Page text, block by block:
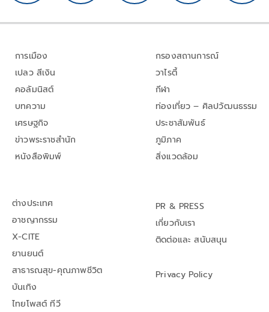
การเมือง
เปลว สีเงิน
คอลัมนิสต์
บทความ
เศรษฐกิจ
ข่าวพระราชสำนัก
หนังสือพิมพ์
กรองสถานการณ์
วาไรตี้
กีฬา
ท่องเที่ยว – ศิลปวัฒนธรรม
ประชาสัมพันธ์
ภูมิภาค
สิ่งแวดล้อม
ต่างประเทศ
อาชญากรรม
X-CITE
ยานยนต์
สาธารณสุข-คุณภาพชีวิต
บันเทิง
ไทยโพสต์ ทีวี
PR & PRESS
เกี่ยวกับเรา
ติดต่อและ สนับสนุน
Privacy Policy